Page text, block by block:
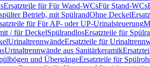
Ersatzteile für Für Wand-WCsFür Stand-WCs
Betrieb, mit SpülrandOhne Deckel
für Für AP- oder UP-Urinalsteuerung
/ für DeckelSpülrandlosErsatzteile für
UrinaltrennwändeErsatzteile für
Urinaltrennwände aus Sanitärkeramik
und ÜbergängeErsatzteile für